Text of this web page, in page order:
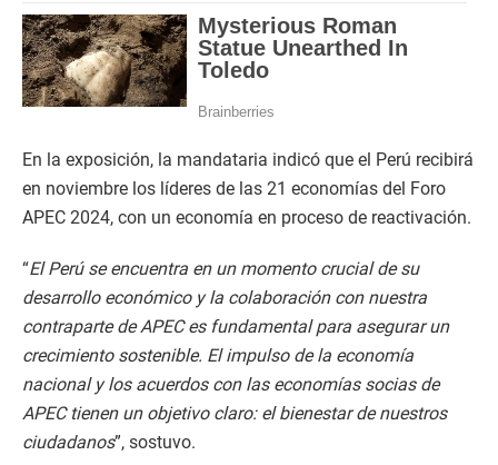
En la exposición, la mandataria indicó que el Perú recibirá
en noviembre los líderes de las 21 economías del Foro
APEC 2024, con un economía en proceso de reactivación.
“El Perú se encuentra en un momento crucial de su
desarrollo económico y la colaboración con nuestra
contraparte de APEC es fundamental para asegurar un
crecimiento sostenible. El impulso de la economía
nacional y los acuerdos con las economías socias de
APEC tienen un objetivo claro: el bienestar de nuestros
ciudadanos”, sostuvo.